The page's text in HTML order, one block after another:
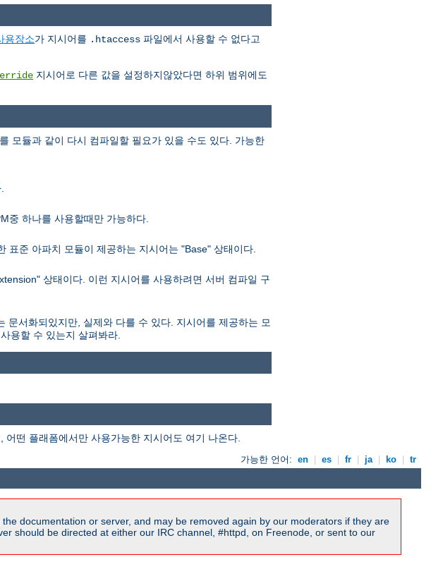
용장소가 지시어를 .htaccess 파일에서 사용할 수 없다고
지시어로 다른 값을 설정하지않았다면 하위 범위에도
모듈과 같이 다시 컴파일할 필요가 있을 수도 있다. 가능한
중 하나를 사용할때만 가능하다.
표준 아파치 모듈이 제공하는 지시어는 "Base" 상태이다.
상태이다. 이런 지시어를 사용하려면 서버 컴파일 구
서화되있지만, 실제와 다를 수 있다. 지시어를 제공하는 모
용할 수 있는지 살펴봐라.
떤 플래폼에서만 사용가능한 지시어도 여기 나온다.
가능한 언어: en es fr ja ko tr
documentation or server, and may be removed again by our moderators if they are
should be directed at either our IRC channel, #httpd, on Freenode, or sent to our